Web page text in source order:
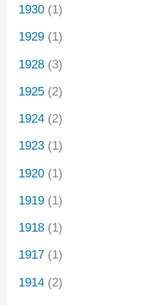
1930 (1)
1929 (1)
1928 (3)
1925 (2)
1924 (2)
1923 (1)
1920 (1)
1919 (1)
1918 (1)
1917 (1)
1914 (2)